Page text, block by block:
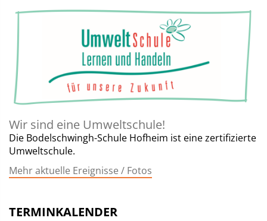
Wir sind eine Umweltschule!
Die Bodelschwingh-Schule Hofheim ist eine zertifizierte
Umweltschule.
Mehr aktuelle Ereignisse / Fotos
TERMINKALENDER